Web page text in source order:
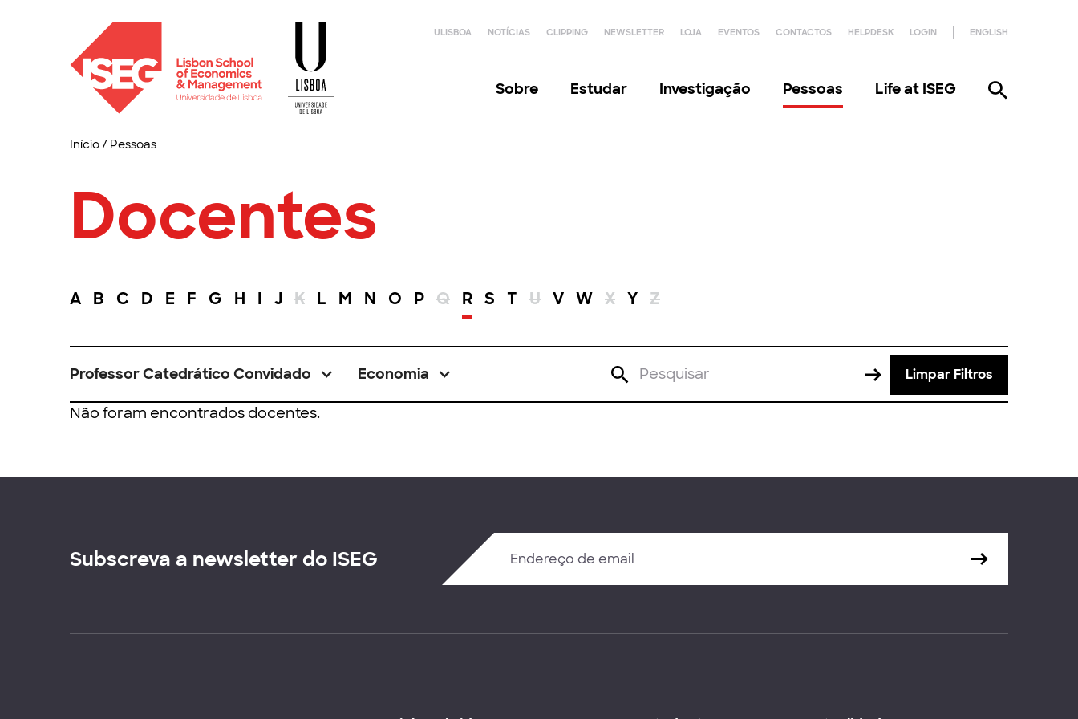
ULISBOA NOTÍCIAS CLIPPING NEWSLETTER LOJA EVENTOS CONTACTOS HELPDESK LOGIN ENGLISH
Sobre Estudar Investigação Pessoas Life at ISEG
Início/ Pessoas
Docentes
A B C D E F G H I J K L M N O P Q R S T U V W X Y Z
Professor Catedrático Convidado Economia Limpar Filtros
Não foram encontrados docentes.
Subscreva a newsletter do ISEG